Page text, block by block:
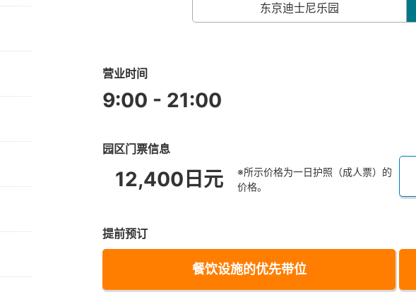
东京迪士尼乐园
营业时间
9:00 - 21:00
园区门票信息
12,400日元
※所示价格为一日护照（成人票）的
价格。
提前预订
餐饮设施的优先带位